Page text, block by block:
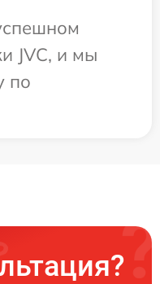
JVC, и мы
по